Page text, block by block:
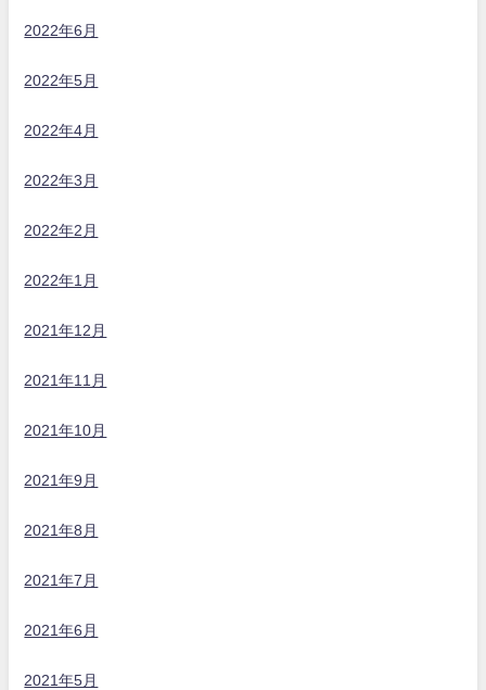
2022年6月
2022年5月
2022年4月
2022年3月
2022年2月
2022年1月
2021年12月
2021年11月
2021年10月
2021年9月
2021年8月
2021年7月
2021年6月
2021年5月